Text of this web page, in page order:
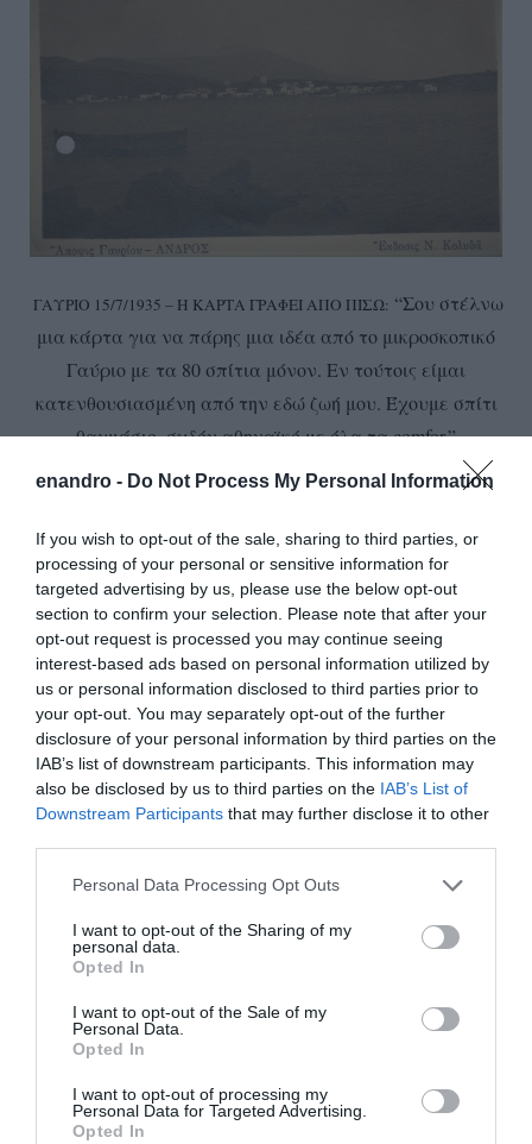
enandro - Do Not Process My Personal Information
If you wish to opt-out of the sale, sharing to third parties, or
processing of your personal or sensitive information for
targeted advertising by us, please use the below opt-out
section to confirm your selection. Please note that after your
opt-out request is processed you may continue seeing
interest-based ads based on personal information utilized by
us or personal information disclosed to third parties prior to
your opt-out. You may separately opt-out of the further
disclosure of your personal information by third parties on the
IAB’s list of downstream participants. This information may
also be disclosed by us to third parties on the IAB’s List of
Downstream Participants that may further disclose it to other
Please note that this website/app uses one or more Google
not limited to your visit or usage behaviour. You may click to
grant or deny consent to Google and its third-party tags to
use your data for below specified purposes in below Google
consent section.
Personal Data Processing Opt Outs
I want to opt-out of the Sharing of my
personal data.
Opted In
I want to opt-out of the Sale of my
Personal Data.
Opted In
I want to opt-out of processing my
Personal Data for Targeted Advertising.
Opted In
ΓΑΥΡΙΟ 15/7/1935 – Η ΚΑΡΤΑ ΓΡΑΦΕΙ ΑΠΟ ΠΙΣΩ: “Σου στέλνω
μια κάρτα για να πάρης μια ιδέα από το μικροσκοπικό
Γαύριο με τα 80 σπίτια μόνον. Εν τούτοις είμαι
κατενθουσιασμένη από την εδώ ζωή μου. Έχουμε σπίτι
θαυμάσιο, σχδόν αθηναϊκό με όλα τα comfor.”
αγάπη. Τις ωραίες φρασούλες ενός μεγάλου παιδιού:
Και από την υπέροχη φυσικήν ακροπελαγίσια πνοή η
θεία βραδιά… Πάντα δικό σου Τάκης”
ΜΠΑΤΣΙ